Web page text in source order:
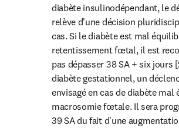
diabète insulinodépendant, le
relève d'une décision
cas. Si le diabète est mal
retentissement fœtal, il est
pas dépasser 38 SA + six jours
diabète gestationnel, un
envisagé en cas de diabète mal
macrosomie fœtale. Il sera
39 SA du fait d'une